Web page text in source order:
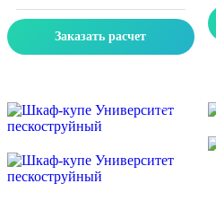
Заказать расчет